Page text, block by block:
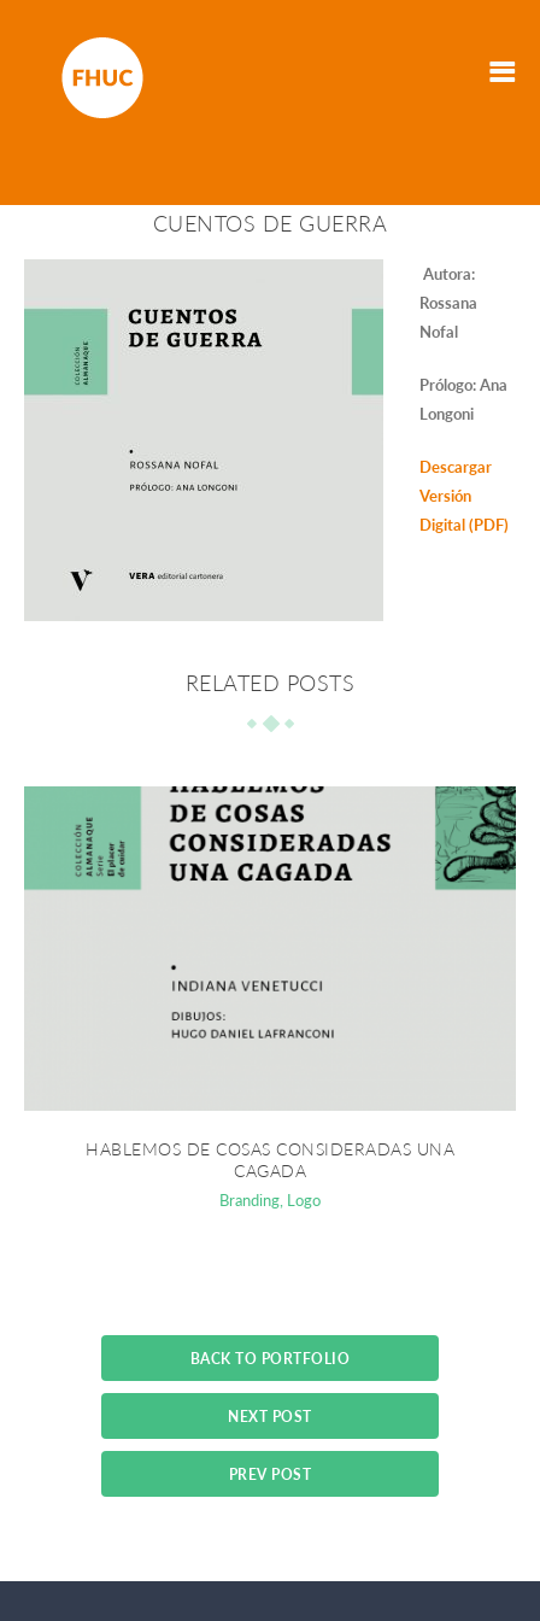
CUENTOS DE GUERRA
Autora:
Rossana
Nofal
Prólogo: Ana
Longoni
Descargar
Versión
Digital (PDF)
RELATED POSTS
HABLEMOS DE COSAS CONSIDERADAS UNA
CAGADA
Branding Logo
BACK TO PORTFOLIO
NEXT POST
PREV POST